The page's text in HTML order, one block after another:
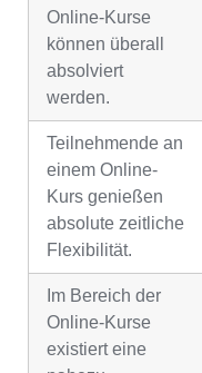
Online-Kurse
können überall
absolviert
werden.
Teilnehmende an
einem Online-
Kurs genießen
absolute zeitliche
Flexibilität.
Im Bereich der
Online-Kurse
existiert eine